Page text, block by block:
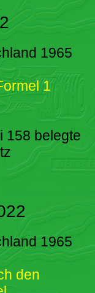
1965
1
158 belegte
1965
den